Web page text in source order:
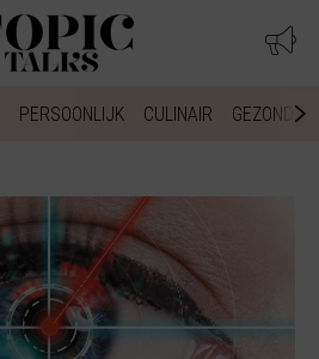
PERSOONLIJK CULINAIR